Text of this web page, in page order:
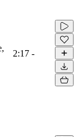
2:17 -